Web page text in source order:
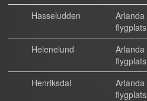
Hasseludden
Arlanda
flygplats
Helenelund
Arlanda
flygplats
Henriksdal
Arlanda
flygplats